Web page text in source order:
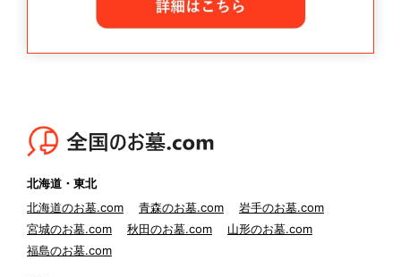
北海道・東北
北海道のお墓.com
青森のお墓.com
岩手のお墓.com
宮城のお墓.com
秋田のお墓.com
山形のお墓.com
福島のお墓.com